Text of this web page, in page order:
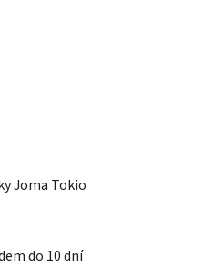
Joma Tokio
do 10 dní